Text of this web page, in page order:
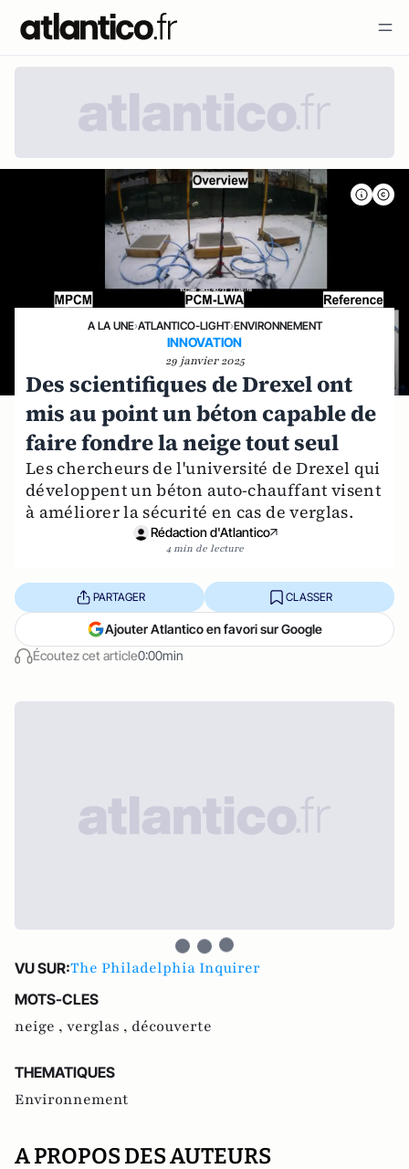
A LA UNE›ATLANTICO-LIGHT›ENVIRONNEMENT
INNOVATION
29 janvier 2025
Des scientifiques de Drexel ont
mis au point un béton capable de
faire fondre la neige tout seul
Les chercheurs de l'université de Drexel qui
développent un béton auto-chauffant visent
à améliorer la sécurité en cas de verglas.
Rédaction d'Atlantico
4 min de lecture
Écoutez cet article0:00min
PARTAGER CLASSER
Ajouter Atlantico en favori sur Google
VU SUR:The Philadelphia Inquirer
MOTS-CLES
neige , verglas , découverte
THEMATIQUES
Environnement
A PROPOS DES AUTEURS